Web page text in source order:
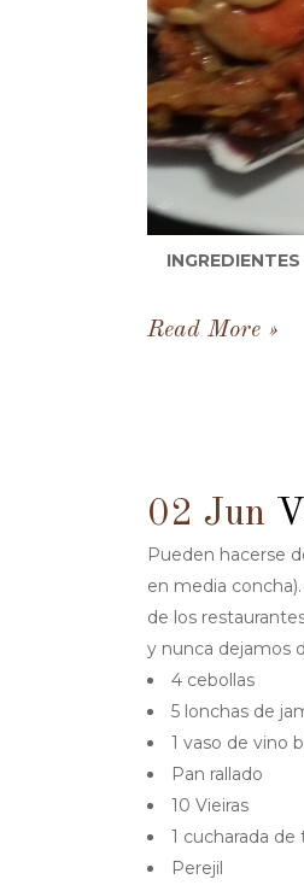
Read More
02 Jun
Pueden hacerse
en media
de los
y nunca dejamos
4 cebollas
5 lonchas de
1 vaso de vino
Pan rallado
10 Vieiras
1 cucharada
Perejil